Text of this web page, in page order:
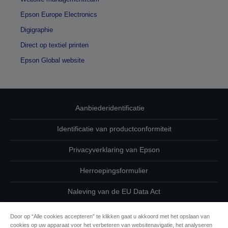
Epson Europe Electronics
Digigraphie
Direct op textiel printen
Epson Global website
Aanbiederidentificatie
Identificatie van productconformiteit
Privacyverklaring van Epson
Herroepingsformulier
Naleving van de EU Data Act
Door op “Alle cookies accepteren” te klikken gaat u akkoord met het opslaan van
cookies op uw apparaat voor het verbeteren van websitenavigatie, het analyseren